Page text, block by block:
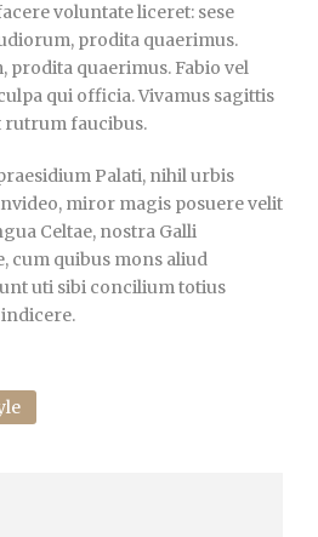
voluntate liceret: sese
prodita quaerimus.
prodita quaerimus. Fabio vel
qui officia. Vivamus sagittis
rutrum faucibus.
Palati, nihil urbis
miror magis posuere velit
Celtae, nostra Galli
cum quibus mons aliud
uti sibi concilium totius